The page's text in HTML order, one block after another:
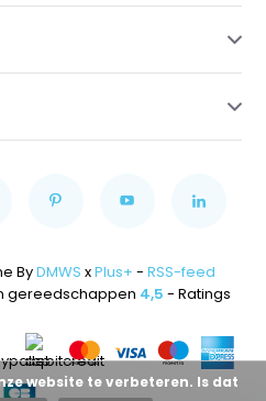
ByDMWS xPlus+ - RSS-feed
gereedschappen 4,5 - Ratings
website te verbeteren. Is dat